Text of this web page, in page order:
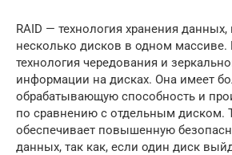
RAID — технология хранения
несколько дисков в одном массиве.
технология чередования и
информации на дисках. Она имеет
обрабатывающую способность и
по сравнению с отдельным диском.
обеспечивает повышенную
данных, так как, если один диск